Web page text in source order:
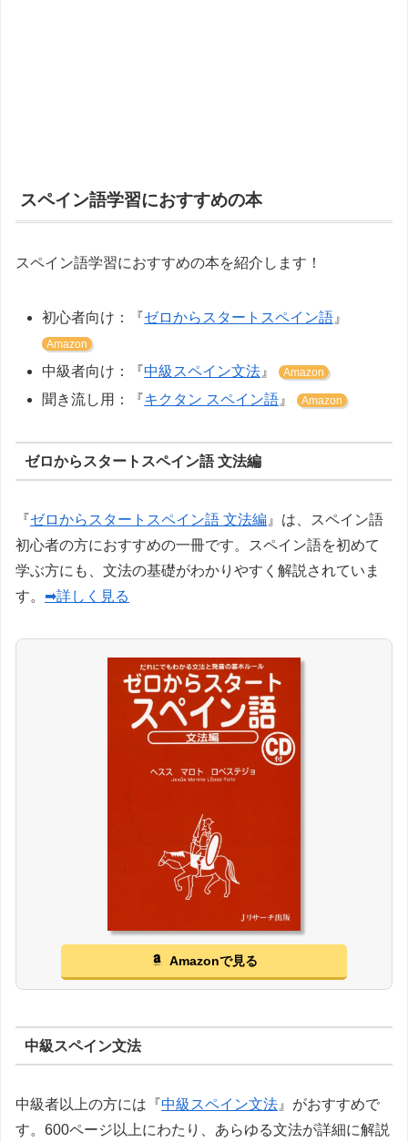
スペイン語学習におすすめの本
スペイン語学習におすすめの本を紹介します！
初心者向け：『ゼロからスタートスペイン語 』
Amazon
中級者向け：『中級スペイン文法 』 Amazon
聞き流し用：『キクタン スペイン語 』 Amazon
ゼロからスタートスペイン語 文法編
『ゼロからスタートスペイン語 文法編 』は、スペイン語
初心者の方におすすめの一冊です。スペイン語を初めて
学ぶ方にも、文法の基礎がわかりやすく解説されていま
す。 ➡詳しく見る
Amazonで見る
中級スペイン文法
中級者以上の方には『中級スペイン文法 』がおすすめで
す。600ページ以上にわたり、あらゆる文法が詳細に解説